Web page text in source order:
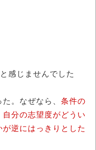
感じませんでした
。なぜなら、 条件の
分の志望度がどうい
逆にはっきりとした